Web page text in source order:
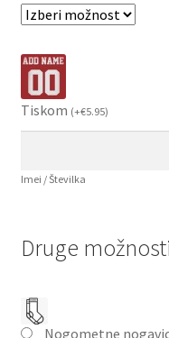
Tiskom (+€5.95)
Imei / Številka
Druge možnosti
Nogometne